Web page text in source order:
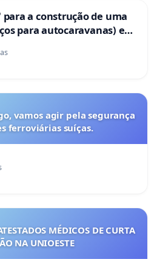
a construção de uma
para autocaravanas) em
vamos agir pela segurança
ferroviárias suíças.
MÉDICOS DE CURTA
NA UNIOESTE